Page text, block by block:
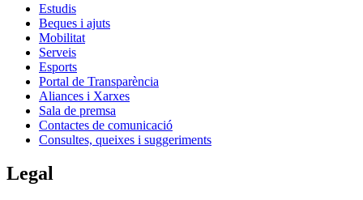
Estudis
Beques i ajuts
Mobilitat
Serveis
Esports
Portal de Transparència
Aliances i Xarxes
Sala de premsa
Contactes de comunicació
Consultes, queixes i suggeriments
Legal